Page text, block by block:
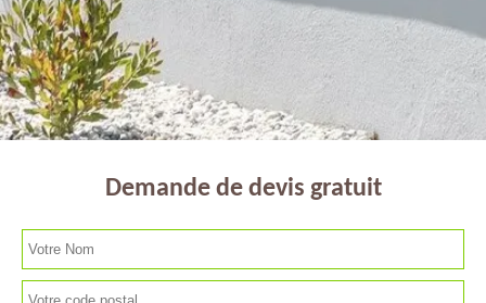
Demande de devis gratuit